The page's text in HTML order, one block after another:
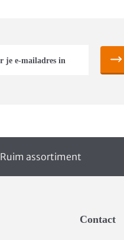
Ruim assortiment
Contact